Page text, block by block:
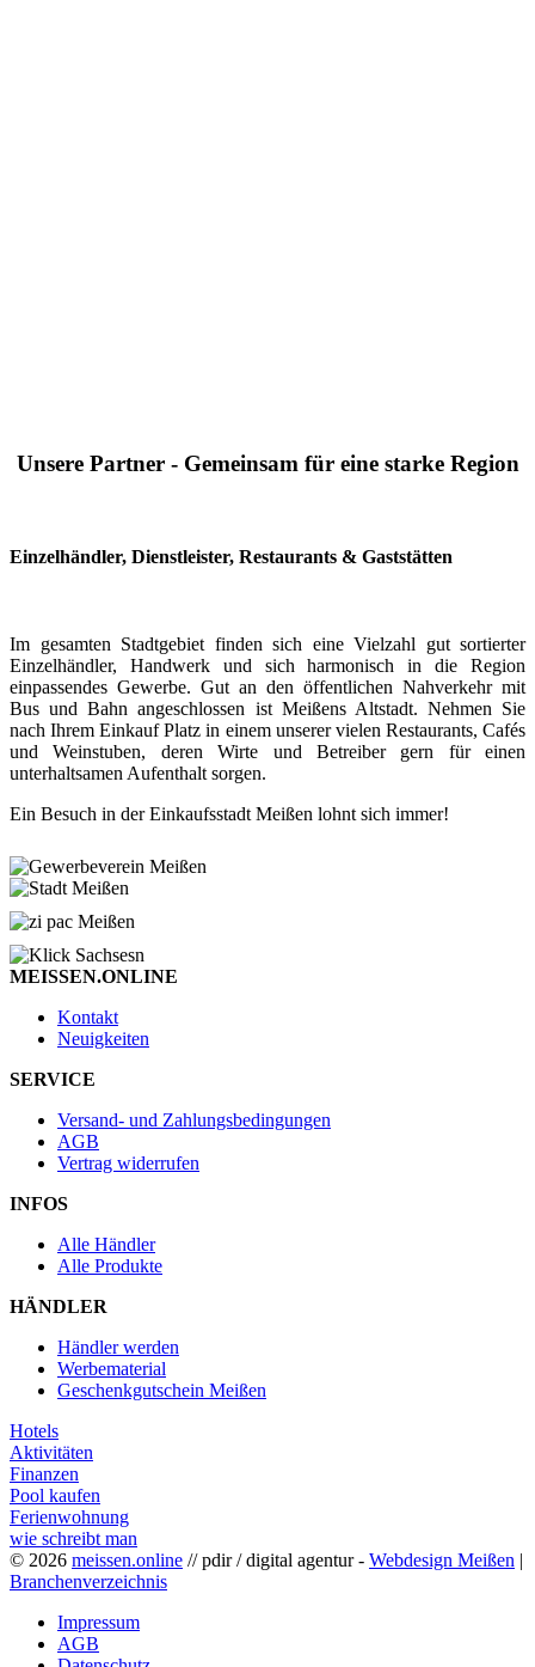
Unsere Partner - Gemeinsam für eine starke Region
Einzelhändler, Dienstleister, Restaurants & Gaststätten
Im gesamten Stadtgebiet finden sich eine Vielzahl gut sortierter
Einzelhändler, Handwerk und sich harmonisch in die Region
einpassendes Gewerbe. Gut an den öffentlichen Nahverkehr mit
Bus und Bahn angeschlossen ist Meißens Altstadt. Nehmen Sie
nach Ihrem Einkauf Platz in einem unserer vielen Restaurants, Cafés
und Weinstuben, deren Wirte und Betreiber gern für einen
unterhaltsamen Aufenthalt sorgen.
Ein Besuch in der Einkaufsstadt Meißen lohnt sich immer!
MEISSEN.ONLINE
Kontakt
Neuigkeiten
SERVICE
Versand- und Zahlungsbedingungen
AGB
Vertrag widerrufen
INFOS
Alle Händler
Alle Produkte
HÄNDLER
Händler werden
Werbematerial
Geschenkgutschein Meißen
Hotels
Aktivitäten
Finanzen
Pool kaufen
Ferienwohnung
wie schreibt man
© 2026 meissen.online // pdir / digital agentur - Webdesign Meißen |
Branchenverzeichnis
Impressum
AGB